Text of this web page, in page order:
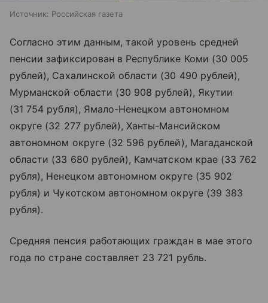
Источник: Российская газета
Согласно этим данным, такой уровень средней
пенсии зафиксирован в Республике Коми (30 005
рублей), Сахалинской области (30 490 рублей),
Мурманской области (30 908 рублей), Якутии
(31 754 рубля), Ямало-Ненецком автономном
округе (32 277 рублей), Ханты-Мансийском
автономном округе (32 596 рублей), Магаданской
области (33 680 рублей), Камчатском крае (33 762
рубля), Ненецком автономном округе (35 902
рубля) и Чукотском автономном округе (39 383
рубля).
Средняя пенсия работающих граждан в мае этого
года по стране составляет 23 721 рубль.